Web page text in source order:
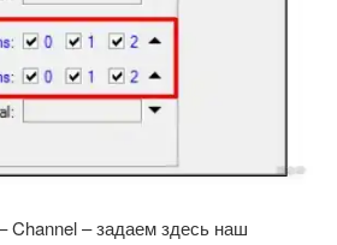
Channel – задаем здесь наш